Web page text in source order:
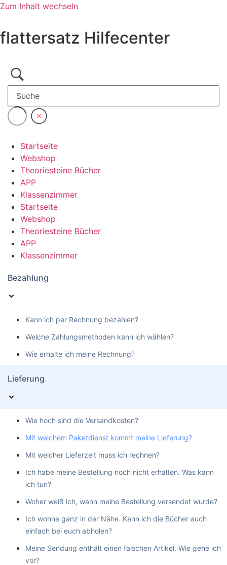
Zum Inhalt wechseln
flattersatz Hilfecenter
Startseite
Webshop
Theoriesteine Bücher
APP
Klassenzimmer
Startseite
Webshop
Theoriesteine Bücher
APP
Klassenzimmer
Bezahlung
Kann ich per Rechnung bezahlen?
Welche Zahlungsmethoden kann ich wählen?
Wie erhalte ich meine Rechnung?
Lieferung
Wie hoch sind die Versandkosten?
Mit welchem Paketdienst kommt meine Lieferung?
Mit welcher Lieferzeit muss ich rechnen?
Ich habe meine Bestellung noch nicht erhalten. Was kann
ich tun?
Woher weiß ich, wann meine Bestellung versendet wurde?
Ich wohne ganz in der Nähe. Kann ich die Bücher auch
einfach bei euch abholen?
Meine Sendung enthält einen falschen Artikel. Wie gehe ich
vor?